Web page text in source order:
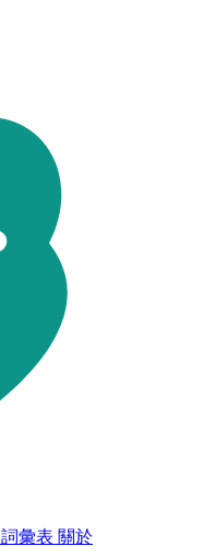
詞彙表 關於